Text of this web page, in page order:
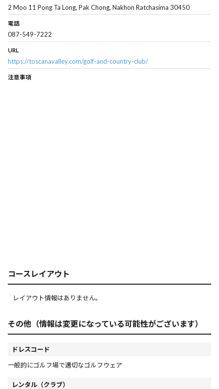
2 Moo 11 Pong Ta Long, Pak Chong, Nakhon Ratchasima 30450
電話
087-549-7222
URL
https://toscanavalley.com/golf-and-country-club/
注意事項
コースレイアウト
レイアウト情報はありません。
その他（情報は変更になっている可能性がございます）
ドレスコード
一般的にゴルフ場で適切なゴルフウェア
レンタル（クラブ）